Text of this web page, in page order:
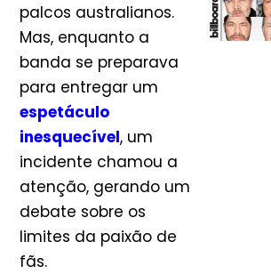
palcos australianos.
Mas, enquanto a
banda se preparava
para entregar um
espetáculo
inesquecível, um
incidente chamou a
atenção, gerando um
debate sobre os
limites da paixão de
fãs.